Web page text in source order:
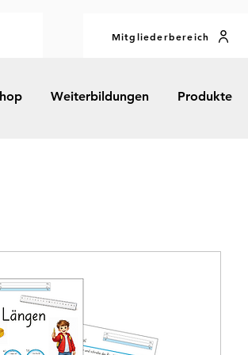
Mitgliederbereich
Weiterbildungen Produkte